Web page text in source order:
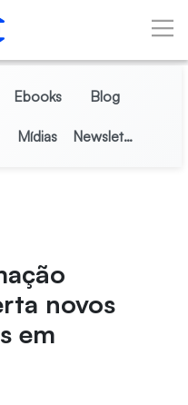
Ebooks Blog
Mídias Newsletter
novos
em